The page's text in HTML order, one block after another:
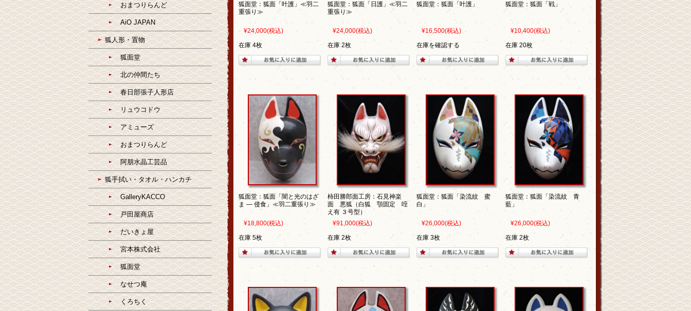
狐面堂：狐面「叶護」≪羽二
重張り≫
¥24,000(税込)
在庫 4枚
狐面堂：狐面「日護」≪羽二
重張り≫
¥24,000(税込)
在庫 2枚
狐面堂：狐面「叶護」
¥16,500(税込)
在庫を確認する
狐面堂：狐面「戦」
¥10,400(税込)
在庫 20枚
狐面堂：狐面「闇と光のはざ
ま ― 侵食」≪羽二重張り≫
¥18,800(税込)
在庫 5枚
柿田勝郎面工房：石見神楽
面 悪狐（白狐 顎固定 咥
え有 ３号型）
¥91,000(税込)
在庫 2枚
狐面堂：狐面「染流紋 蜜
白」
¥26,000(税込)
在庫 3枚
狐面堂：狐面「染流紋 青
藍」
¥26,000(税込)
在庫 2枚
おまつりらんど
AiO JAPAN
狐人形・置物
狐面堂
北の仲間たち
春日部張子人形店
リュウコドウ
アミューズ
おまつりらんど
阿朋水晶工芸品
狐手拭い・タオル・ハンカチ
GalleryKACCO
戸田屋商店
だいきょ屋
宮本株式会社
狐面堂
なせつ庵
くろちく